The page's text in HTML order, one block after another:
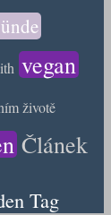
vegan
životě
Článek
Tag